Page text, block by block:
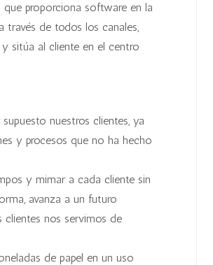
que proporciona software en la
través de todos los canales,
sitúa al cliente en el centro
nuestros clientes, ya
y procesos que no ha hecho
y mimar a cada cliente sin
avanza a un futuro
nos servimos de
de papel en un uso